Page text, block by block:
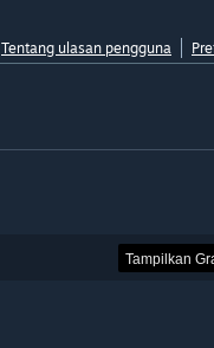
Tentang ulasan pengguna
Tampilkan